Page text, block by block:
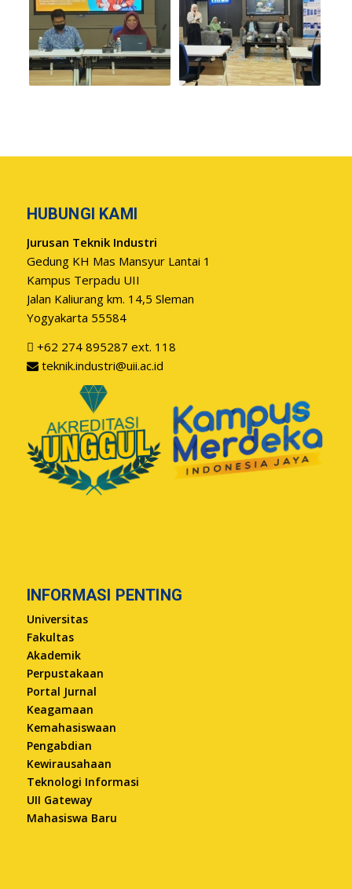
HUBUNGI KAMI
Jurusan Teknik Industri
Gedung KH Mas Mansyur Lantai 1
Kampus Terpadu UII
Jalan Kaliurang km. 14,5 Sleman
Yogyakarta 55584
+62 274 895287 ext. 118
teknik.industri@uii.ac.id
INFORMASI PENTING
Universitas
Fakultas
Akademik
Perpustakaan
Portal Jurnal
Keagamaan
Kemahasiswaan
Pengabdian
Kewirausahaan
Teknologi Informasi
UII Gateway
Mahasiswa Baru